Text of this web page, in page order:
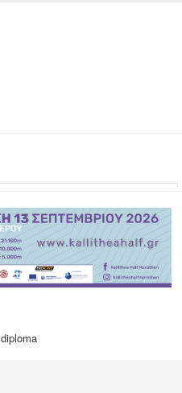
diploma